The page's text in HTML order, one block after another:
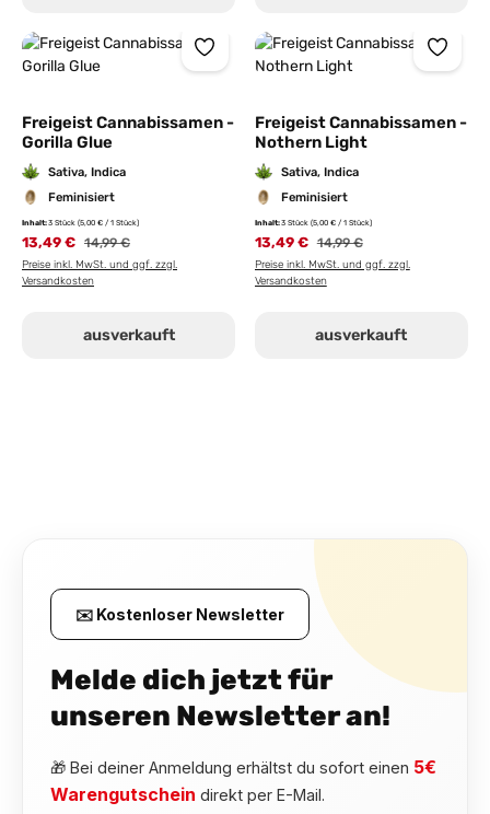
Freigeist Cannabissamen -
Gorilla Glue
Sativa, Indica
Feminisiert
Inhalt:3 Stück (5,00 € / 1 Stück)
13,49 € 14,99 €
Preise inkl. MwSt. und ggf. zzgl.
Versandkosten
ausverkauft
Freigeist Cannabissamen -
Nothern Light
Sativa, Indica
Feminisiert
Inhalt:3 Stück (5,00 € / 1 Stück)
13,49 € 14,99 €
Preise inkl. MwSt. und ggf. zzgl.
Versandkosten
ausverkauft
✉️ Kostenloser Newsletter
Melde dich jetzt für
unseren Newsletter an!
🎁 Bei deiner Anmeldung erhältst du sofort einen 5€
Warengutschein direkt per E-Mail.